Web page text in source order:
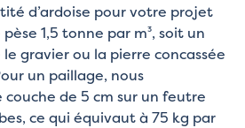
d’ardoise pour votre projet
pèse 1,5 tonne par m³, soit un
gravier ou la pierre concassée
un paillage, nous
de 5 cm sur un feutre
ce qui équivaut à 75 kg par